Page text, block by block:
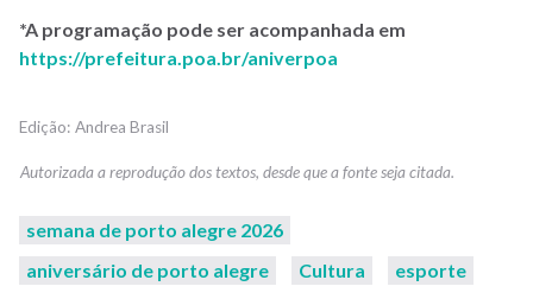
*A programação pode ser acompanhada em
https://prefeitura.poa.br/aniverpoa
Andrea Brasil
semana de porto alegre 2026
aniversário de porto alegre
Cultura esporte